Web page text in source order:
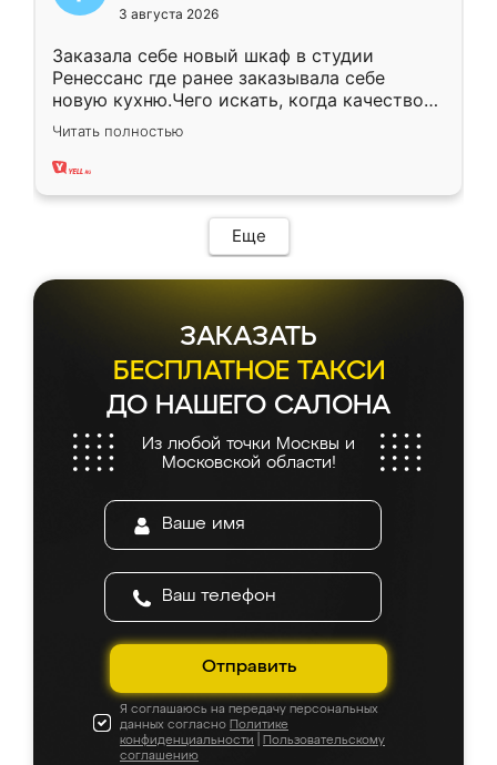
3 августа 2026
Заказала себе новый шкаф в студии
Ренессанс где ранее заказывала себе
новую кухню.Чего искать, когда качеством
вполне довольна. Служит кухня уже почти
два года, нареканий нет.
Читать полностью
Еще
ЗАКАЗАТЬ
БЕСПЛАТНОЕ ТАКСИ
ДО НАШЕГО САЛОНА
Из любой точки Москвы и
Московской области!
Отправить
Я соглашаюсь на передачу персональных
данных согласно Политике
конфиденциальности
Пользовательскому
соглашению